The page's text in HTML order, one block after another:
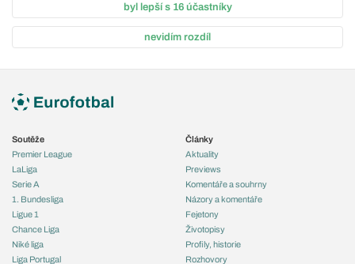
byl lepší s 16 účastníky
nevidím rozdíl
Soutěže
Premier League
LaLiga
Serie A
1. Bundesliga
Ligue 1
Chance Liga
Niké liga
Liga Portugal
Články
Aktuality
Previews
Komentáře a souhrny
Názory a komentáře
Fejetony
Životopisy
Profily, historie
Rozhovory